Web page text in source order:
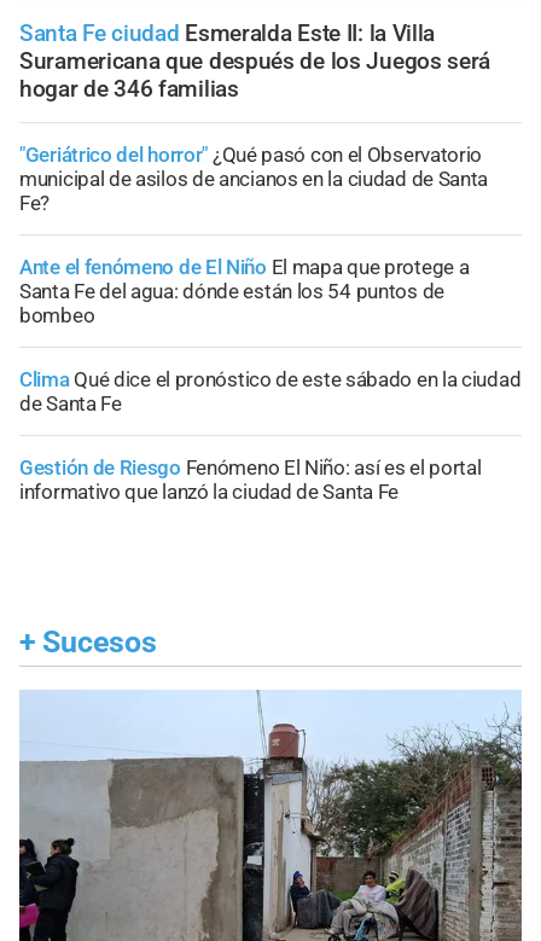
Santa Fe ciudad Esmeralda Este II: la Villa
Suramericana que después de los Juegos será
hogar de 346 familias
"Geriátrico del horror" ¿Qué pasó con el Observatorio
municipal de asilos de ancianos en la ciudad de Santa
Fe?
Ante el fenómeno de El Niño El mapa que protege a
Santa Fe del agua: dónde están los 54 puntos de
bombeo
Clima Qué dice el pronóstico de este sábado en la ciudad
de Santa Fe
Gestión de Riesgo Fenómeno El Niño: así es el portal
informativo que lanzó la ciudad de Santa Fe
+ Sucesos